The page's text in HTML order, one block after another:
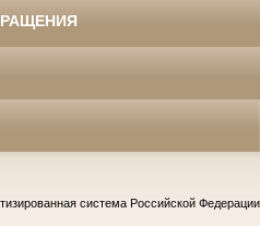
система Российской